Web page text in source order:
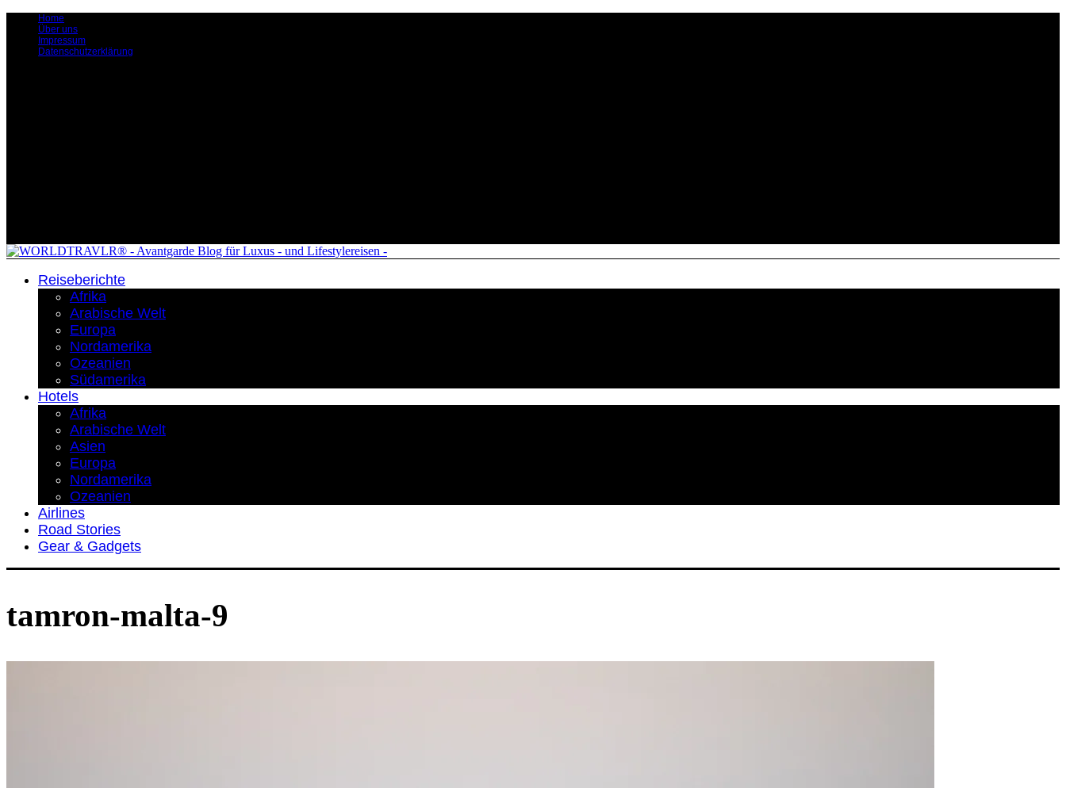
Home
Über uns
Impressum
Datenschutzerklärung
Reiseberichte
Afrika
Arabische Welt
Europa
Nordamerika
Ozeanien
Südamerika
Hotels
Afrika
Arabische Welt
Asien
Europa
Nordamerika
Ozeanien
Airlines
Road Stories
Gear & Gadgets
tamron-malta-9